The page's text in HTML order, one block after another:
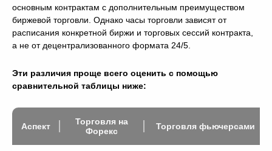
основным контрактам с дополнительным преимуществом
биржевой торговли. Однако часы торговли зависят от
расписания конкретной биржи и торговых сессий контракта,
а не от децентрализованного формата 24/5.
Эти различия проще всего оценить с помощью
сравнительной таблицы ниже:
Аспект
Торговля на
Форекс
Торговля фьючерсами